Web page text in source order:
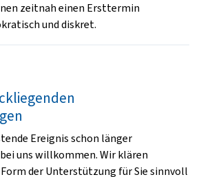
zeitnah einen Ersttermin
und diskret.
Ereignis schon länger
uns willkommen. Wir klären
der Unterstützung für Sie sinnvoll